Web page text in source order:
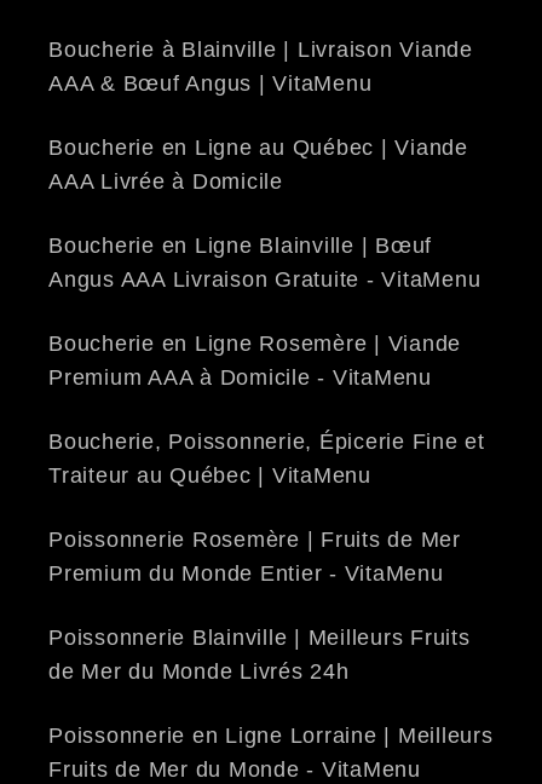
Boucherie à Blainville | Livraison Viande
AAA & Bœuf Angus | VitaMenu
Boucherie en Ligne au Québec | Viande
AAA Livrée à Domicile
Boucherie en Ligne Blainville | Bœuf
Angus AAA Livraison Gratuite - VitaMenu
Boucherie en Ligne Rosemère | Viande
Premium AAA à Domicile - VitaMenu
Boucherie, Poissonnerie, Épicerie Fine et
Traiteur au Québec | VitaMenu
Poissonnerie Rosemère | Fruits de Mer
Premium du Monde Entier - VitaMenu
Poissonnerie Blainville | Meilleurs Fruits
de Mer du Monde Livrés 24h
Poissonnerie en Ligne Lorraine | Meilleurs
Fruits de Mer du Monde - VitaMenu